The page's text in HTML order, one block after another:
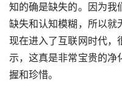
知的确是缺失的。因为我
缺失和认知模糊，所以就
现在进入了互联网时代，
示，这真是非常宝贵的净
握和珍惜。